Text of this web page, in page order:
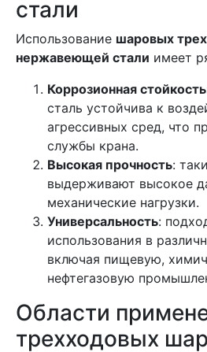
стали
Использование шаровых
нержавеющей стали имеет
Коррозионная стойкость
сталь устойчива к
агрессивных сред, что
службы крана.
Высокая прочность:
выдерживают высокое
механические нагрузки.
Универсальность:
использования в
включая пищевую,
нефтегазовую
Области
трехходовых